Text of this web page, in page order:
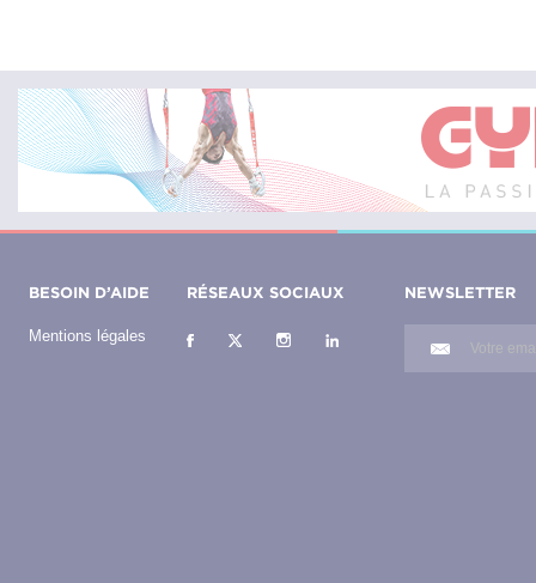
BESOIN D’AIDE
Mentions légales
RÉSEAUX SOCIAUX NEWSLETTER